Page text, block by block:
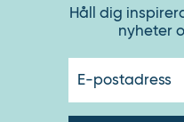
Håll dig
nyheter